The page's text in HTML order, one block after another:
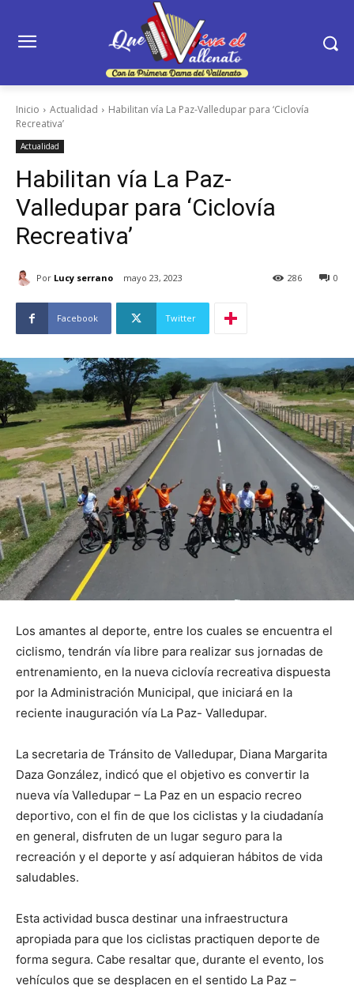
Inicio Actualidad
Habilitan vía La Paz-Valledupar para ‘Ciclovía
Recreativa’
Actualidad
Habilitan vía La Paz-
Valledupar para ‘Ciclovía
Recreativa’
Por Lucy serrano mayo 23, 2023 0
286
Facebook Twitter
Los amantes al deporte, entre los cuales se encuentra el
ciclismo, tendrán vía libre para realizar sus jornadas de
entrenamiento, en la nueva ciclovía recreativa dispuesta
por la Administración Municipal, que iniciará en la
reciente inauguración vía La Paz- Valledupar.
La secretaria de Tránsito de Valledupar, Diana Margarita
Daza González, indicó que el objetivo es convertir la
nueva vía Valledupar – La Paz en un espacio recreo
deportivo, con el fin de que los ciclistas y la ciudadanía
en general, disfruten de un lugar seguro para la
recreación y el deporte y así adquieran hábitos de vida
saludables.
Esta actividad busca destinar una infraestructura
apropiada para que los ciclistas practiquen deporte de
forma segura. Cabe resaltar que, durante el evento, los
vehículos que se desplacen en el sentido La Paz –